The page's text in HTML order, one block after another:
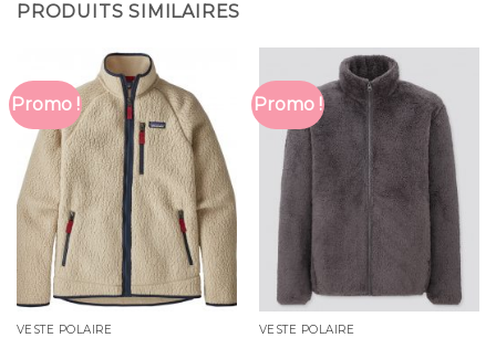
PRODUITS SIMILAIRES
Promo !
VESTE POLAIRE
Promo !
VESTE POLAIRE